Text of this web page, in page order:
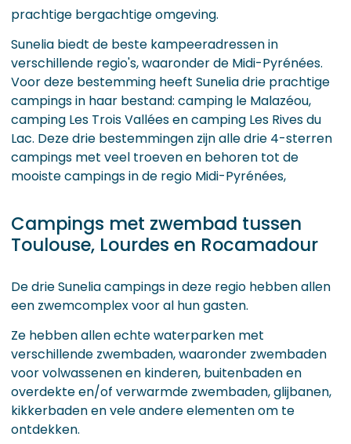
prachtige bergachtige omgeving.
Sunelia biedt de beste kampeeradressen in
verschillende regio's, waaronder de Midi-Pyrénées.
Voor deze bestemming heeft Sunelia drie prachtige
campings in haar bestand: camping le Malazéou,
camping Les Trois Vallées en camping Les Rives du
Lac. Deze drie bestemmingen zijn alle drie 4-sterren
campings met veel troeven en behoren tot de
mooiste campings in de regio Midi-Pyrénées,
Campings met zwembad tussen
Toulouse, Lourdes en Rocamadour
De drie Sunelia campings in deze regio hebben allen
een zwemcomplex voor al hun gasten.
Ze hebben allen echte waterparken met
verschillende zwembaden, waaronder zwembaden
voor volwassenen en kinderen, buitenbaden en
overdekte en/of verwarmde zwembaden, glijbanen,
kikkerbaden en vele andere elementen om te
ontdekken.